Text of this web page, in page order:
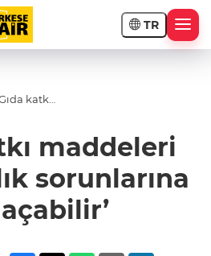
TR
katkı
açabilir’maddeleri
sorunlarına